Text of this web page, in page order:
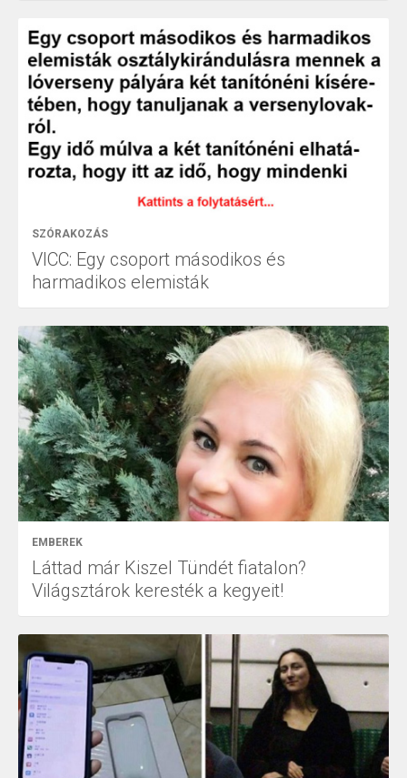
SZÓRAKOZÁS
VICC: Egy csoport másodikos és
harmadikos elemisták
EMBEREK
Láttad már Kiszel Tündét fiatalon?
Világsztárok keresték a kegyeit!